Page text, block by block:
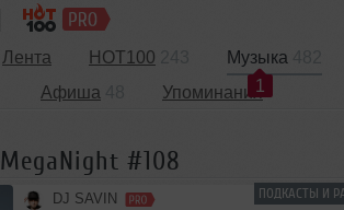
Лента HOT100
Музыка
1
Афиша
Упоминания
#108
ПОДКАСТЫ И
DJ SAVIN